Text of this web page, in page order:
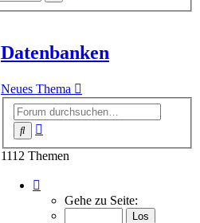
Datenbanken
Neues Thema
Suche
1112 Themen
von
Gehe zu Seite: